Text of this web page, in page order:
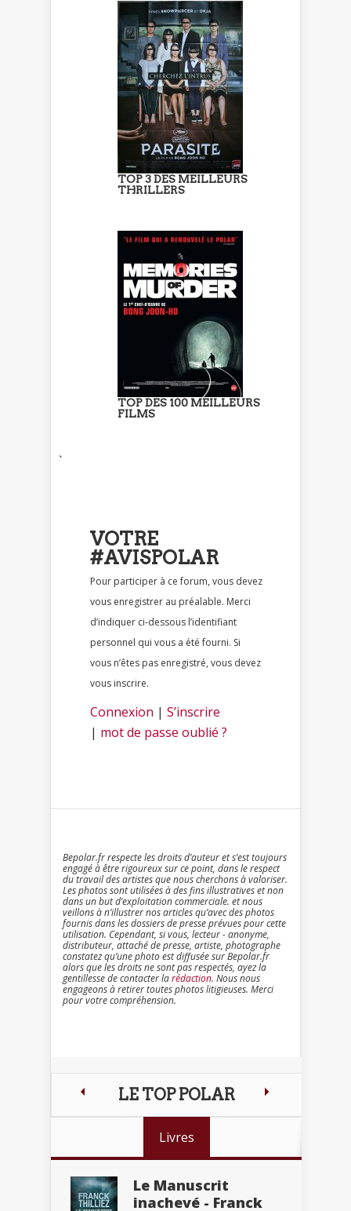
TOP 3 DES MEILLEURS
THRILLERS
TOP DES 100 MEILLEURS
FILMS
`
VOTRE
#AVISPOLAR
Pour participer à ce forum, vous devez
vous enregistrer au préalable. Merci
d’indiquer ci-dessous l’identifiant
personnel qui vous a été fourni. Si
vous n’êtes pas enregistré, vous devez
vous inscrire.
Connexion | S’inscrire
| mot de passe oublié ?
Bepolar.fr respecte les droits d’auteur et s’est toujours
engagé à être rigoureux sur ce point, dans le respect
du travail des artistes que nous cherchons à valoriser.
Les photos sont utilisées à des fins illustratives et non
dans un but d’exploitation commerciale. et nous
veillons à n’illustrer nos articles qu’avec des photos
fournis dans les dossiers de presse prévues pour cette
utilisation. Cependant, si vous, lecteur - anonyme,
distributeur, attaché de presse, artiste, photographe
constatez qu’une photo est diffusée sur Bepolar.fr
alors que les droits ne sont pas respectés, ayez la
gentillesse de contacter larédaction. Nous nous
engageons à retirer toutes photos litigieuses. Merci
pour votre compréhension.
LE TOP POLAR
Livres
Le Manuscrit
inachevé - Franck